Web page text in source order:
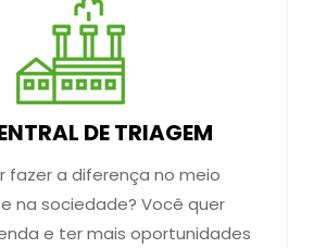
DE TRIAGEM
fazer a diferença no meio
na sociedade? Você quer
e ter mais oportunidades